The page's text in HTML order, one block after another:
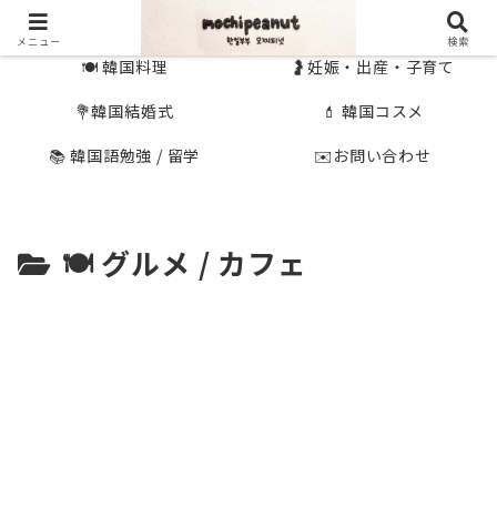
🍽 韓国料理
🤰妊娠・出産・子育て
💐韓国結婚式
💄 韓国コスメ
📚 韓国語勉強 / 留学
✉️お問い合わせ
🍽 グルメ / カフェ
メニュー 検索